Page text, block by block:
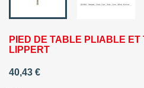
PIED DE TABLE PLIABLE ET
LIPPERT
40,43 €